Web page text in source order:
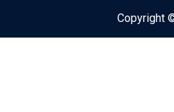
Copyright